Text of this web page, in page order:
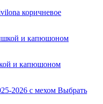
коричневое
и капюшоном
Выбрать